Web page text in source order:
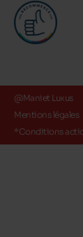
@Maniet Luxus
Mentions légales
*Conditions